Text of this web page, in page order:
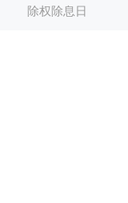
除权除息日